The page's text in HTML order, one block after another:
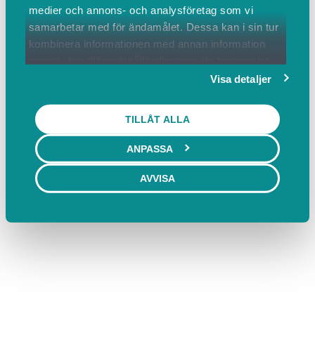
medier och annons- och analysföretag som vi
samarbetar med för ändamålet. Dessa kan i sin tur
kombinera informationen med annan information
Visa detaljer
TILLÅT ALLA
ANPASSA
AVVISA